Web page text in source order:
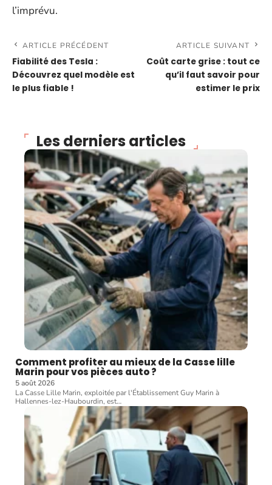
l’imprévu.
ARTICLE PRÉCÉDENT
Fiabilité des Tesla :
Découvrez quel modèle est
le plus fiable !
ARTICLE SUIVANT
Coût carte grise : tout ce
qu’il faut savoir pour
estimer le prix
Les derniers articles
Comment profiter au mieux de la Casse lille
Marin pour vos pièces auto ?
5 août 2026
La Casse Lille Marin, exploitée par l'Établissement Guy Marin à
Hallennes-lez-Haubourdin, est…